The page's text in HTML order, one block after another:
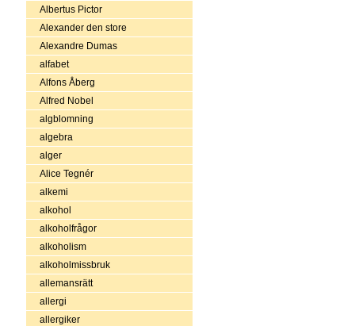
Albertus Pictor
Alexander den store
Alexandre Dumas
alfabet
Alfons Åberg
Alfred Nobel
algblomning
algebra
alger
Alice Tegnér
alkemi
alkohol
alkoholfrågor
alkoholism
alkoholmissbruk
allemansrätt
allergi
allergiker